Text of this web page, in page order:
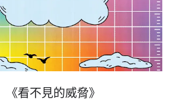
《​看​不見​的​威脅​》